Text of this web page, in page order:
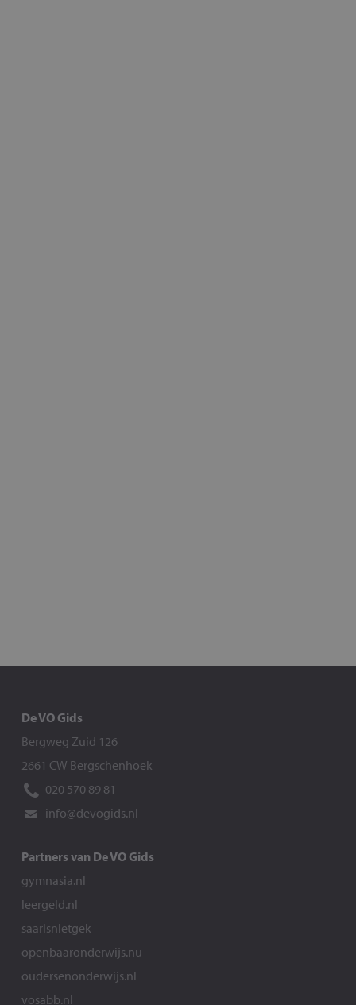
De VO Gids
Bergweg Zuid 126
2661 CW Bergschenhoek
020 570 89 81
info@devogids.nl
Partners van De VO Gids
gymnasia.nl
leergeld.nl
saarisnietgek
openbaaronderwijs.nu
oudersenonderwijs.nl
vosabb.nl